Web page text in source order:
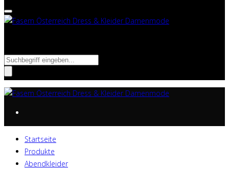
Suche
Startseite
Produkte
Abendkleider